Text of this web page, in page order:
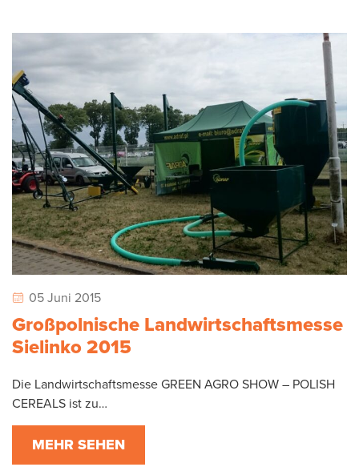
05 Juni 2015
Großpolnische Landwirtschaftsmesse
Sielinko 2015
Die Landwirtschaftsmesse GREEN AGRO SHOW – POLISH
CEREALS ist zu…
MEHR SEHEN